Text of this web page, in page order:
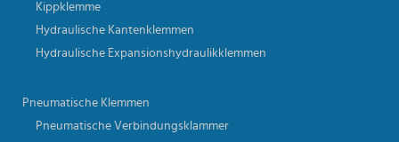
Kippklemme
Hydraulische Kantenklemmen
Hydraulische Expansionshydraulikklemmen
Pneumatische Klemmen
Pneumatische Verbindungsklammer